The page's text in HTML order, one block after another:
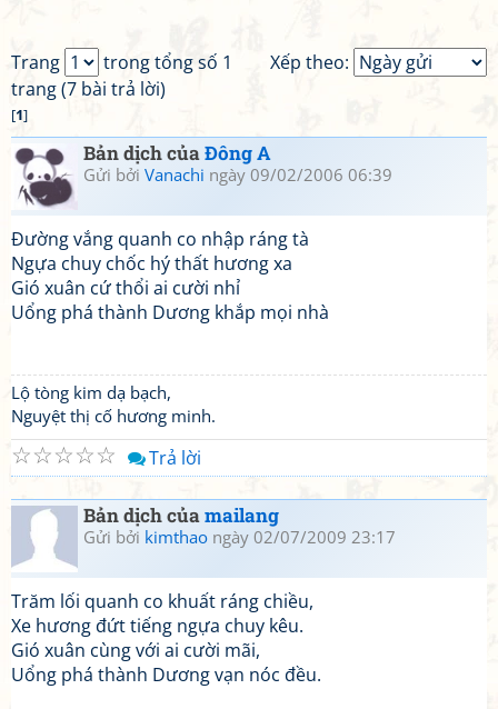
Xếp theo:
Trang
trong tổng số 1
trang (7 bài trả lời)
[1]
Bản dịch củaĐông A
Gửi bởi Vanachi ngày 09/02/2006 06:39
Đường vắng quanh co nhập ráng tà
Ngựa chuy chốc hý thất hương xa
Gió xuân cứ thổi ai cười nhỉ
Uổng phá thành Dương khắp mọi nhà
Lộ tòng kim dạ bạch,
Nguyệt thị cố hương minh.
☆
☆
☆
☆
☆ Trả lời
Bản dịch củamailang
Gửi bởi kimthao ngày 02/07/2009 23:17
Trăm lối quanh co khuất ráng chiều,
Xe hương đứt tiếng ngựa chuy kêu.
Gió xuân cùng với ai cười mãi,
Uổng phá thành Dương vạn nóc đều.